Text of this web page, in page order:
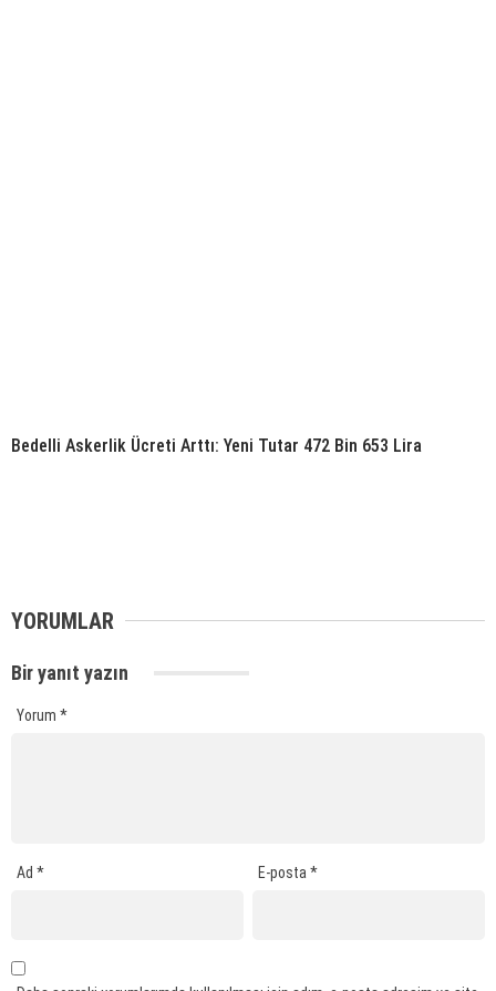
Bedelli Askerlik Ücreti Arttı: Yeni Tutar 472 Bin 653 Lira
YORUMLAR
Bir yanıt yazın
Yorum *
Ad * E-posta*